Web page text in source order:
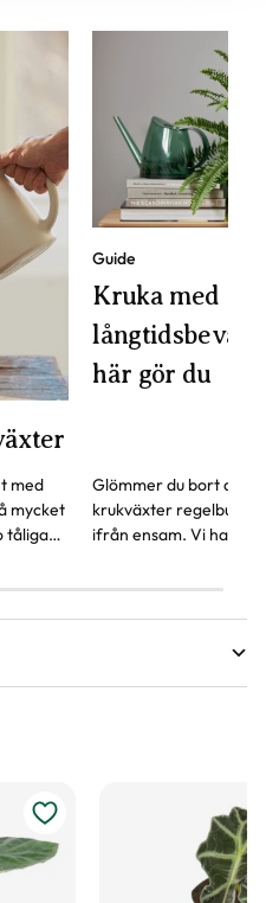
med
mycket
tåliga
Guide
Kruka med
här gör du
Glömmer du bort att
krukväxter
ifrån ensam. Vi har en
glömsk växtentusiast.
ungefärliga
din växts utseende
och fotona på